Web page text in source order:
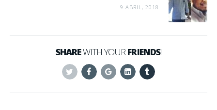
9 ABRIL, 2018
SHAREWITH YOUR FRIENDS!